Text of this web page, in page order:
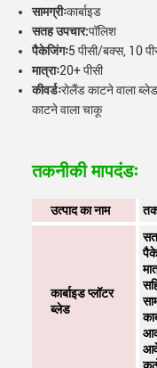
सामग्रीःकार्बाइड
सतह उपचार:पॉलिश
पैकेजिंगः5 पीसी/बक्स, 10
मात्राः20+ पीसी
कीवर्डःरोलैंड काटने वाला
काटने वाला चाकू
तकनीकी मापदंडः
उत्पाद का नाम
कार्बाइड प्लॉटर
ब्लेड